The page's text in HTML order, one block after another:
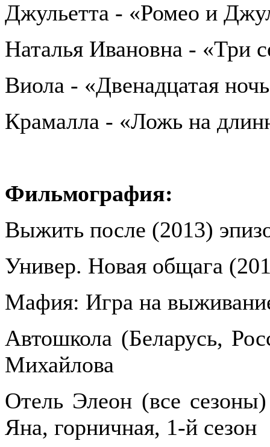
Джульетта - «Ромео и
Наталья Ивановна - «Три
Виола - «Двенадцатая
Крамалла - «Ложь на
Фильмография:
Выжить после (2013)
Универ. Новая общага
Мафия: Игра на
Автошкола (Беларусь,
Михайлова
Отель Элеон (все
Яна, горничная, 1-й сезон